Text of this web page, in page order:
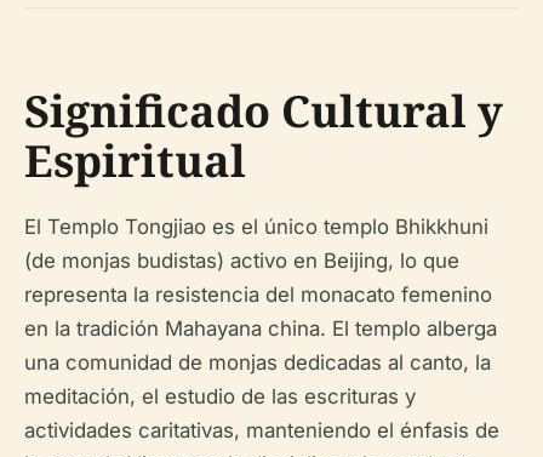
Significado Cultural y
Espiritual
El Templo Tongjiao es el único templo Bhikkhuni
(de monjas budistas) activo en Beijing, lo que
representa la resistencia del monacato femenino
en la tradición Mahayana china. El templo alberga
una comunidad de monjas dedicadas al canto, la
meditación, el estudio de las escrituras y
actividades caritativas, manteniendo el énfasis de